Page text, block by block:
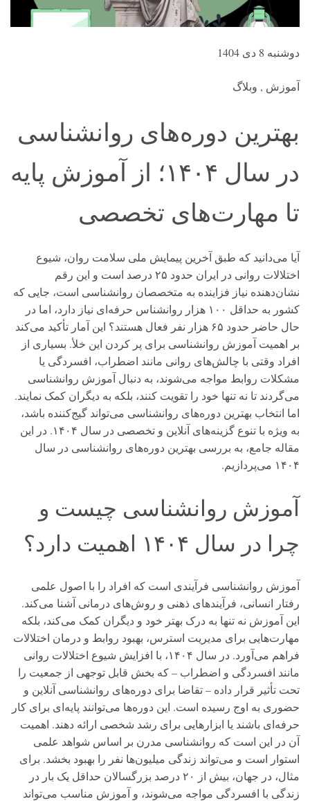
دوشنبه 8 دی 1404
آموزش , وبلاگ
بهترین دوره‌های روانشناسی
در سال ۱۴۰۴؛ از آموزش پایه
تا مهارت‌های تخصصی
آیا می‌دانید که طبق آخرین پیمایش ملی سلامت روان، شیوع
اختلالات روانی در ایران حدود ۲۵ درصد است و این رقم
نشان‌دهنده نیاز فزاینده به متخصصان روانشناسی است، جایی که
کشور به حداقل ۱۰۰ هزار روانشناس حرفه‌ای نیاز دارد، اما در
حال حاضر حدود ۶۵ هزار نفر فعال هستند؟ این آمار تأکید می‌کند
بر اهمیت آموزش روانشناسی برای پر کردن این خلأ. بسیاری از
افراد وقتی با چالش‌های روانی مانند اضطراب، افسردگی یا
مشکلات روابط مواجه می‌شوند، به دنبال آموزش روانشناسی
می‌گردند تا نه تنها خود را تقویت کنند، بلکه به دیگران کمک نمایند.
اما انتخاب بهترین دوره‌های روانشناسی می‌تواند گیج‌کننده باشد،
به ویژه با تنوع گزینه‌های آنلاین و تخصصی در سال ۱۴۰۴. در این
مقاله جامع، به بررسی بهترین دوره‌های روانشناسی در سال
۱۴۰۴ می‌پردازیم.
آموزش روانشناسی چیست و
چرا در سال ۱۴۰۴ اهمیت دارد؟
آموزش روانشناسی فرآیندی است که افراد را با اصول علمی
رفتار انسانی، فرآیندهای ذهنی و روش‌های درمانی آشنا می‌کند.
این آموزش نه تنها به درک بهتر خود و دیگران کمک می‌کند، بلکه
مهارت‌هایی برای مدیریت استرس، بهبود روابط و درمان اختلالات
فراهم می‌آورد. در سال ۱۴۰۴، با افزایش شیوع اختلالات روانی
مانند افسردگی و اضطراب – که بخش قابل توجهی از جمعیت را
تحت تأثیر قرار داده – تقاضا برای دوره‌های روانشناسی آنلاین و
حضوری به اوج رسیده است. این دوره‌ها می‌توانند پایه‌ای برای کار
حرفه‌ای باشند یا ابزارهایی برای رشد شخصی ارائه دهند. اهمیت
آن در این است که روانشناسی مدرن بر اساس شواهد علمی
استوار است و می‌تواند زندگی میلیون‌ها نفر را بهبود بخشد. برای
مثال، در جهان، بیش از ۲۰ درصد بزرگسالان حداقل یک بار در
زندگی با افسردگی مواجه می‌شوند، و آموزش مناسب می‌تواند